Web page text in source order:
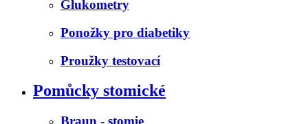
Glukometry
Ponožky pro diabetiky
Proužky testovací
Pomůcky stomické